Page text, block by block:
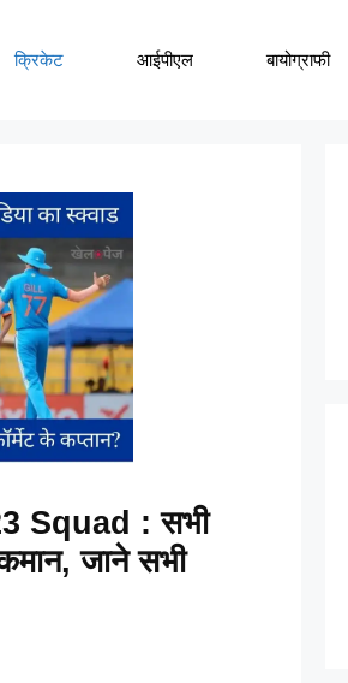
क्रिकेट आईपीएल बायोग्राफी
Squad : सभी
जाने सभी